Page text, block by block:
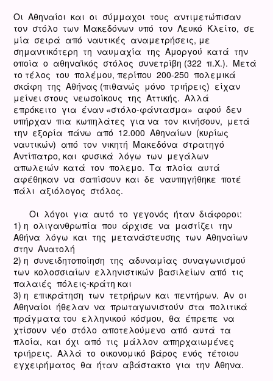
Οι Αθηναίοι και οι σύμμαχοι τους αντιμετώπισαν
τον στόλο των Μακεδόνων υπό τον Λευκό Κλείτο, σε
μία σειρά από ναυτικές αναμετρήσεις, με
σημαντικότερη τη ναυμαχία της Αμοργού κατά την
οποία ο αθηναϊκός στόλος συνετρίβη (322 π.Χ.). Μετά
το τέλος του πολέμου, περίπου 200-250 πολεμικά
σκάφη της Αθήνας (πιθανώς μόνο τριήρεις) είχαν
μείνει στους νεωσοίκους της Αττικής. Αλλά
επρόκειτο για έναν «στόλο-φάντασμα» αφού δεν
υπήρχαν πια κωπηλάτες για να τον κινήσουν, μετά
την εξορία πάνω από 12.000 Αθηναίων (κυρίως
ναυτικών) από τον νικητή Μακεδόνα στρατηγό
Αντίπατρο, και φυσικά λόγω των μεγάλων
απωλειών κατά τον πολεμο. Τα πλοία αυτά
αφέθηκαν να σαπίσουν και δε ναυπηγήθηκε ποτέ
πάλι αξιόλογος στόλος.
Οι λόγοι για αυτό το γεγονός ήταν διάφοροι:
1) η ολιγανθρωπία που άρχισε να μαστίζει την
Αθήνα λόγω και της μετανάστευσης των Αθηναίων
στην Ανατολή
2) η συνειδητοποίηση της αδυναμίας συναγωνισμού
των κολοσσιαίων ελληνιστικών βασιλείων από τις
παλαιές πόλεις-κράτη και
3) η επικράτηση των τετρήρων και πεντήρων. Αν οι
Αθηναίοι ήθελαν να πρωταγωνιστούν στα πολιτικά
πράγματα του ελληνικού κόσμου, θα έπρεπε να
χτίσουν νέο στόλο αποτελούμενο από αυτά τα
πλοία, και όχι από τις μάλλον απηρχαιωμένες
τριήρεις. Αλλά το οικονομικό βάρος ενός τέτοιου
εγχειρήματος θα ήταν αβάστακτο για την Αθηνα.